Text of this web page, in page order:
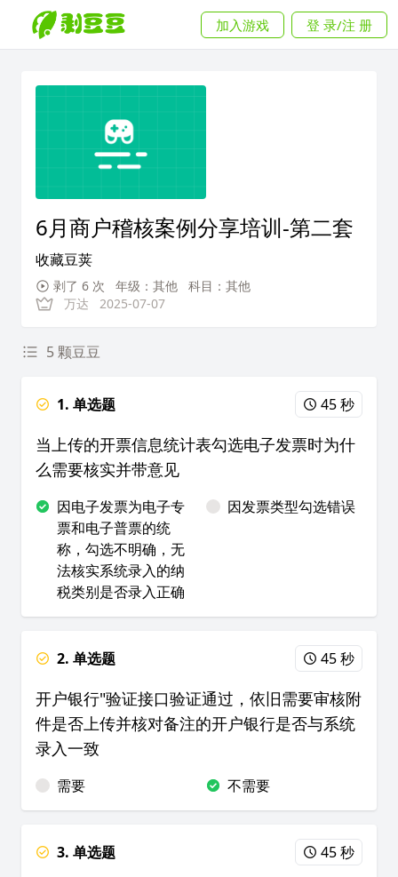
加入游戏 登 录/注 册
6月商户稽核案例分享培训-第二套
收藏豆荚
剥了 6 次 年级：其他
科目：其他
万达
2025-07-07
5 颗豆豆
1. 单选题 45 秒
当上传的开票信息统计表勾选电子发票时为什
么需要核实并带意见
因电子发票为电子专
票和电子普票的统
称，勾选不明确，无
法核实系统录入的纳
税类别是否录入正确
因发票类型勾选错误
2. 单选题 45 秒
开户银行"验证接口验证通过，依旧需要审核附
件是否上传并核对备注的开户银行是否与系统
录入一致
需要 不需要
3. 单选题 45 秒